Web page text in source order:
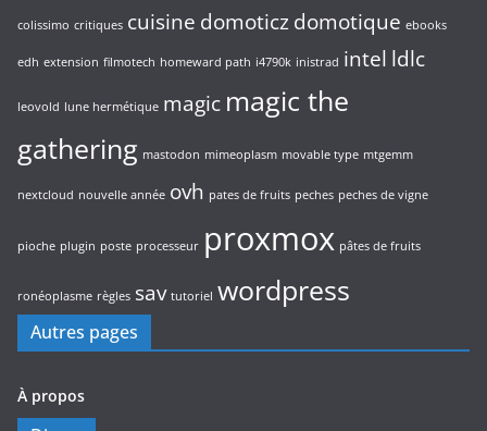
colissimo critiques cuisine domoticzdomotique ebooks
edh extension filmotech homeward path i4790k inistrad intel ldlc
leovold lune hermétique magic magic the
gathering mastodon mimeoplasm movable type mtgemm
nextcloud nouvelle année ovh pates de fruits peches peches de vigne
pioche plugin poste processeur proxmox pâtes de fruits
ronéoplasme règles sav tutoriel wordpress
Autres pages
À propos